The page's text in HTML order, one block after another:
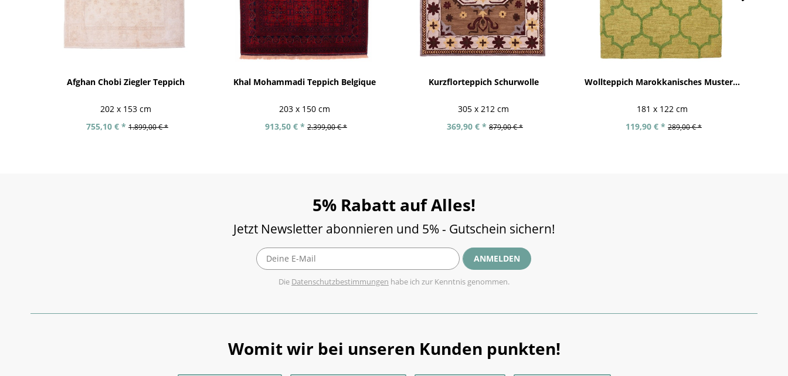
Afghan Chobi Ziegler Teppich
202 x 153 cm
755,10 € * 1.899,00 € *
Khal Mohammadi Teppich Belgique
203 x 150 cm
913,50 € * 2.399,00 € *
Kurzflorteppich Schurwolle
305 x 212 cm
369,90 € * 879,00 € *
Wollteppich Marokkanisches Muster...
181 x 122 cm
119,90 € * 289,00 € *
5% Rabatt auf Alles!
Jetzt Newsletter abonnieren und 5% - Gutschein sichern!
ANMELDEN
Die Datenschutzbestimmungen habe ich zur Kenntnis genommen.
Womit wir bei unseren Kunden punkten!